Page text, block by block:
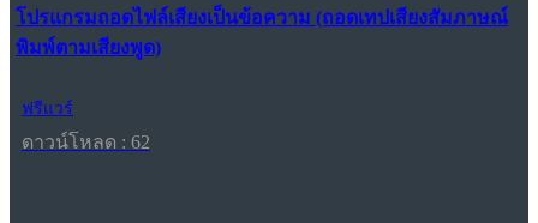
โปรแกรมถอดไฟล์เสียงเป็นข้อความ (ถอดเทปเสียงสัมภาษณ์
พิมพ์ตามเสียงพูด)
ฟรีแวร์
ดาวน์โหลด : 62